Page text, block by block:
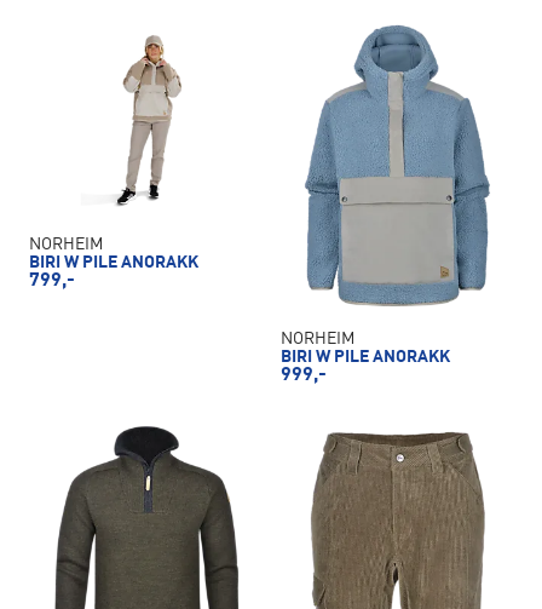
NORHEIM
BIRI W PILE ANORAKK
799,-
NORHEIM
BIRI W PILE ANORAKK
999,-